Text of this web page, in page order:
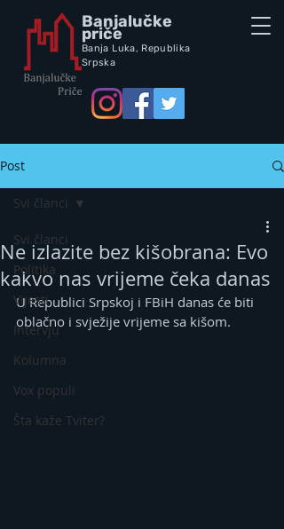
Banjalučke
priče
Banja Luka, Republika
Srpska
Post
Svi članci
Politika
Vijesti
Intervju
Kolumna
Vox populi
Šta kaže Tviter?
Svi članci
Ne izlazite bez kišobrana: Evo
kakvo nas vrijeme čeka danas
U Republici Srpskoj i FBiH danas će biti
oblačno i svježije vrijeme sa kišom.